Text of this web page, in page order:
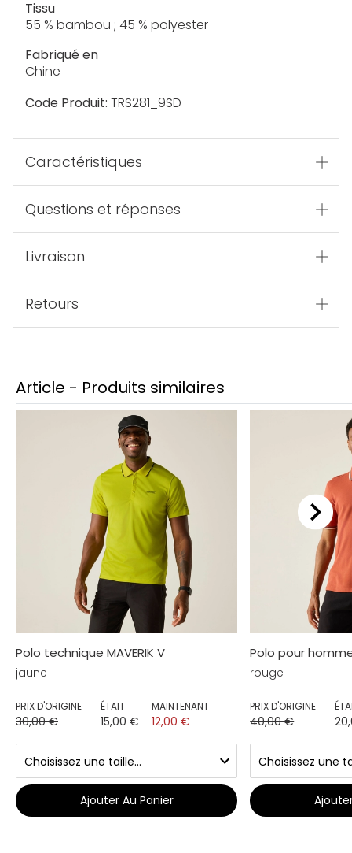
Tissu
55 % bambou ; 45 % polyester
Fabriqué en
Chine
Code Produit: TRS281_9SD
Caractéristiques
Questions et réponses
Livraison
Retours
Article - Produits similaires
Polo technique MAVERIK V
jaune
PRIX D'ORIGINE
30,00 €
ÉTAIT
15,00 €
MAINTENANT
12,00 €
Ajouter Au Panier
Polo pour
rouge
PRIX D'ORIGINE
40,00 €